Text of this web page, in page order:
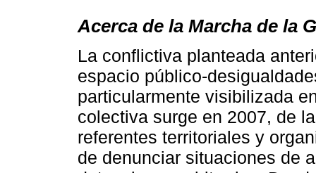
Acerca de la Marcha de la
La conflictiva planteada
espacio público-
particularmente visibilizada
colectiva surge en 2007, de
referentes territoriales y
de denunciar situaciones de